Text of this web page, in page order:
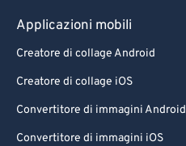
Applicazioni mobili
Creatore di collage Android
Creatore di collage iOS
Convertitore di immagini Android
Convertitore di immagini iOS